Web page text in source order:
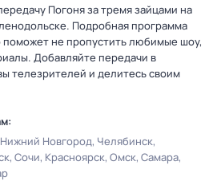
Погоня за тремя зайцами на
Подробная программа
поможет не пропустить любимые шоу,
Добавляйте передачи в
телезрителей и делитесь своим
Нижний Новгород Челябинск
Сочи Красноярск Омск Самара